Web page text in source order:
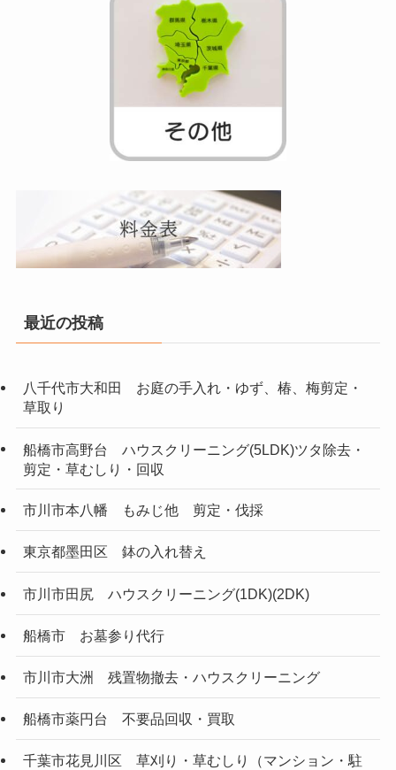
最近の投稿
八千代市大和田 お庭の手入れ・ゆず、椿、梅剪定・
草取り
船橋市高野台 ハウスクリーニング(5LDK)ツタ除去・
剪定・草むしり・回収
市川市本八幡 もみじ他 剪定・伐採
東京都墨田区 鉢の入れ替え
市川市田尻 ハウスクリーニング(1DK)(2DK)
船橋市 お墓参り代行
市川市大洲 残置物撤去・ハウスクリーニング
船橋市薬円台 不要品回収・買取
千葉市花見川区 草刈り・草むしり（マンション・駐